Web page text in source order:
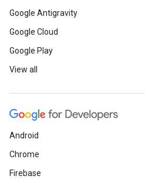
Google Antigravity
Google Cloud
Google Play
View all
Android
Chrome
Firebase